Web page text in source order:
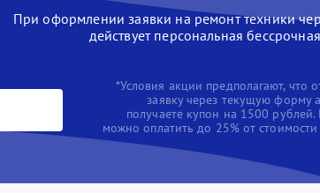
При оформлении заявки на ремонт техники
действует персональная
*Условия акции предполагают, что
заявку через текущую форму
получаете купон на 1500
можно оплатить до 25% от